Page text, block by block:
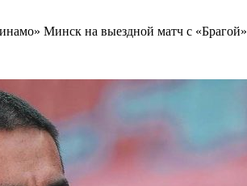
Минск на выездной матч с «Брагой»